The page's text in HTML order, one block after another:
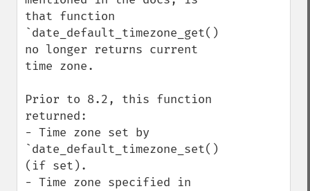
that function
`date_default_timezone_get()`
no longer returns current
time zone.
Prior to 8.2, this function
returned:
- Time zone set by
`date_default_timezone_set()`
(if set).
- Time zone specified in